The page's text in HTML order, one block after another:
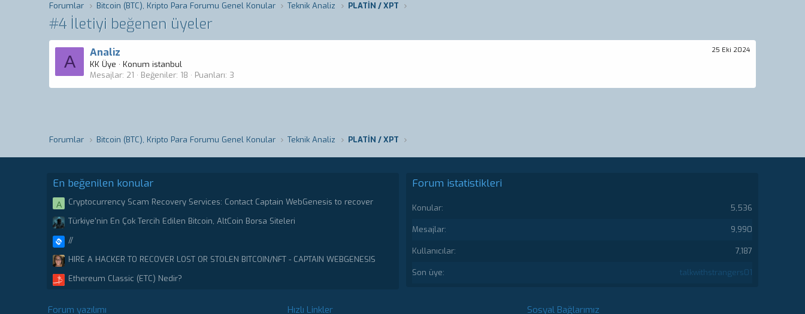
Forumlar Bitcoin (BTC), Kripto Para Forumu Genel Konular Teknik Analiz PLATİN / XPT
#4 İletiyi beğenen üyeler
A
25 Eki 2024
Analiz
KK Üye · Konum istanbul
Mesajlar 21 Beğeniler 18 Puanları 3
Forumlar Bitcoin (BTC), Kripto Para Forumu Genel Konular Teknik Analiz PLATİN / XPT
En beğenilen konular
A
Cryptocurrency Scam Recovery Services: Contact Captain WebGenesis to recover
Türkiye'nin En Çok Tercih Edilen Bitcoin, AltCoin Borsa Siteleri
//
HIRE A HACKER TO RECOVER LOST OR STOLEN BITCOIN/NFT - CAPTAIN WEBGENESIS
Ethereum Classic (ETC) Nedir?
Forum istatistikleri
Konular 5,536
Mesajlar 9,990
Kullanıcılar 7,187
Son üye talkwithstrangers01
Forum yazılımı Hızlı Linkler Sosyal Bağlarımız